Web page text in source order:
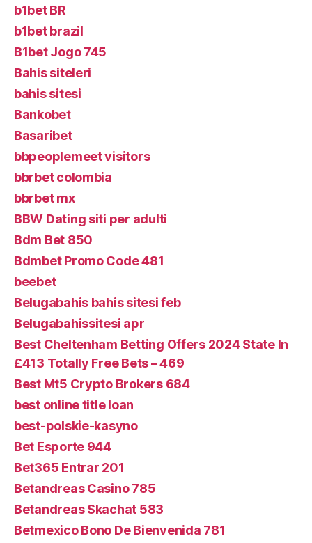
b1bet BR
b1bet brazil
B1bet Jogo 745
Bahis siteleri
bahis sitesi
Bankobet
Basaribet
bbpeoplemeet visitors
bbrbet colombia
bbrbet mx
BBW Dating siti per adulti
Bdm Bet 850
Bdmbet Promo Code 481
beebet
Belugabahis bahis sitesi feb
Belugabahissitesi apr
Best Cheltenham Betting Offers 2024 State In
£413 Totally Free Bets – 469
Best Mt5 Crypto Brokers 684
best online title loan
best-polskie-kasyno
Bet Esporte 944
Bet365 Entrar 201
Betandreas Casino 785
Betandreas Skachat 583
Betmexico Bono De Bienvenida 781